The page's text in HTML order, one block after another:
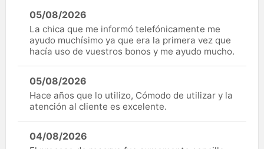
05/08/2026
La chica que me informó telefónicamente me
ayudo muchísimo ya que era la primera vez que
hacía uso de vuestros bonos y me ayudo mucho.
05/08/2026
Hace años que lo utilizo, Cómodo de utilizar y la
atención al cliente es excelente.
04/08/2026